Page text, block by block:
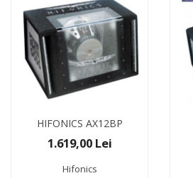
HIFONICS AX12BP
1.619,00 Lei
Hifonics